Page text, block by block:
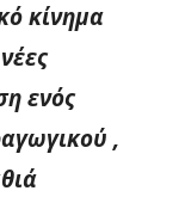
κίνημα
ενός
,